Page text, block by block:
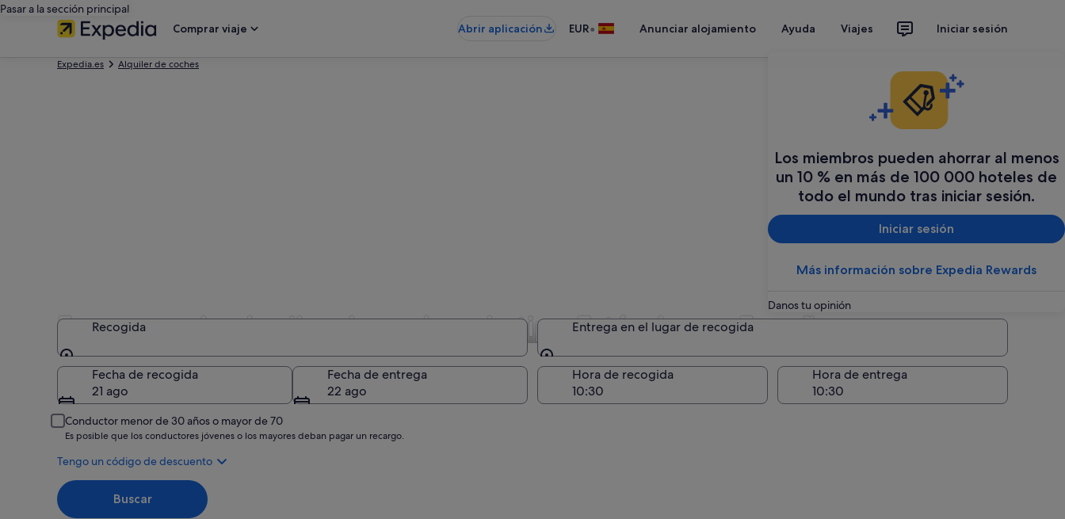
Pasar a la sección principal
Comprar viaje
Abrir aplicación EUR• Anunciar alojamiento Ayuda Viajes Iniciar sesión
Los miembros pueden ahorrar al menos
un 10 % en más de 100 000 hoteles de
todo el mundo tras iniciar sesión.
Iniciar sesión
Más información sobre Expedia Rewards
Danos tu opinión
Expedia.es Alquiler de coches
Empresas de alquiler de coches de tipo Estándar en España
Recogida
Recogida
Entrega en el lugar de recogida
Entrega en el lugar de recogida
Fecha de recogida
21 ago
Fecha de entrega
22 ago
Hora de recogida Hora de entrega
Conductor menor de 30 años o mayor de 70
Es posible que los conductores jóvenes o los mayores deban pagar un recargo.
Tengo un código de descuento
Buscar